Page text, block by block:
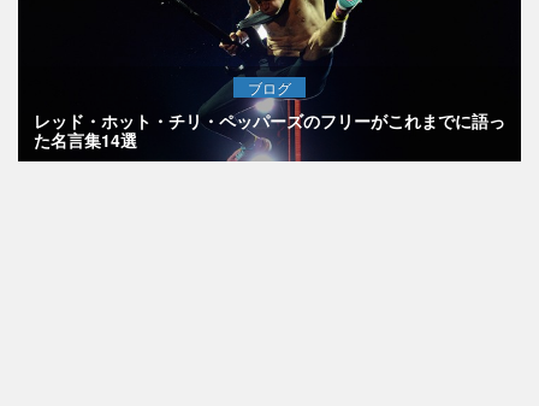
ブログ
レッド・ホット・チリ・ペッパーズのフリーがこれまでに語っ
た名言集14選